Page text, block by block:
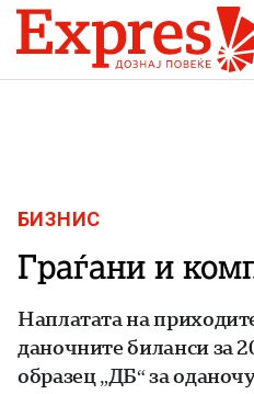
Skip to content
БИЗНИС
Граѓани и
Наплатата на
даночните биланси за
образец „ДБ“ за